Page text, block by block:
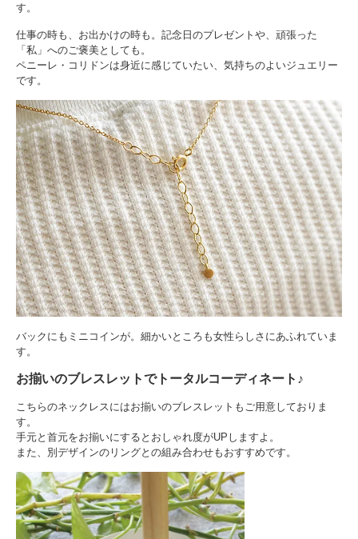
す。
仕事の時も、お出かけの時も。記念日のプレゼントや、頑張った
「私」へのご褒美としても。
ペニーレ・コリドンは身近に感じていたい、気持ちのよいジュエリー
です。
バックにもミニコインが。細かいところも女性らしさにあふれていま
す。
お揃いのブレスレットでトータルコーディネート♪
こちらのネックレスにはお揃いのブレスレットもご用意しておりま
す。
手元と首元をお揃いにするとおしゃれ度がUPしますよ。
また、別デザインのリングとの組み合わせもおすすめです。